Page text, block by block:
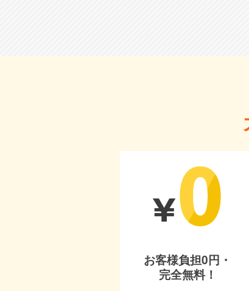
お客様負担0円・
完全無料！